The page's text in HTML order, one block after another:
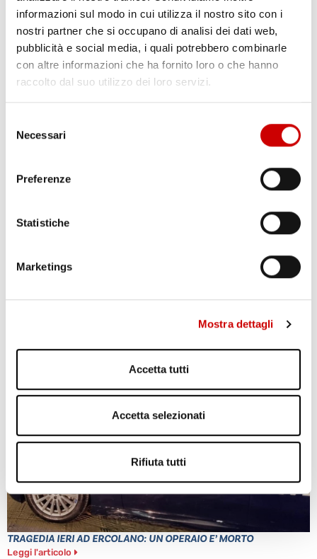
informazioni sul modo in cui utilizza il nostro sito con i
nostri partner che si occupano di analisi dei dati web,
pubblicità e social media, i quali potrebbero combinarle
con altre informazioni che ha fornito loro o che hanno
raccolto dal suo utilizzo dei loro servizi.
delNecessari
Preferenze
Statistiche
Marketings
Mostra dettagli
Accetta tutti
Accetta selezionati
Rifiuta tutti
PONTICELLI: DODICENNE FERITO A COLTELLATE
POZZUOLI: CITTADINI CONTRO GESTIONE EMERGENZA
BRADISISMO
TRAGEDIA IERI AD ERCOLANO: UN OPERAIO E’ MORTO
Leggi l'articolo